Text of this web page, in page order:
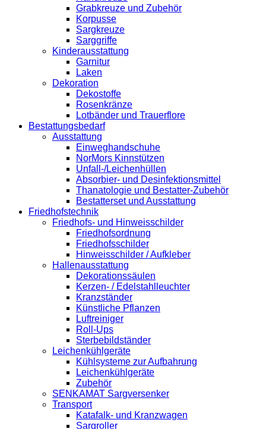
Grabkreuze und Zubehör
Korpusse
Sargkreuze
Sarggriffe
Kinderausstattung
Garnitur
Laken
Dekoration
Dekostoffe
Rosenkränze
Lotbänder und Trauerflore
Bestattungsbedarf
Ausstattung
Einweghandschuhe
NorMors Kinnstützen
Unfall-/Leichenhüllen
Absorbier- und Desinfektionsmittel
Thanatologie und Bestatter-Zubehör
Bestatterset und Ausstattung
Friedhofstechnik
Friedhofs- und Hinweisschilder
Friedhofsordnung
Friedhofsschilder
Hinweisschilder / Aufkleber
Hallenausstattung
Dekorationssäulen
Kerzen- / Edelstahlleuchter
Kranzständer
Künstliche Pflanzen
Luftreiniger
Roll-Ups
Sterbebildständer
Leichenkühlgeräte
Kühlsysteme zur Aufbahrung
Leichenkühlgeräte
Zubehör
SENKAMAT Sargversenker
Transport
Katafalk- und Kranzwagen
Sargroller